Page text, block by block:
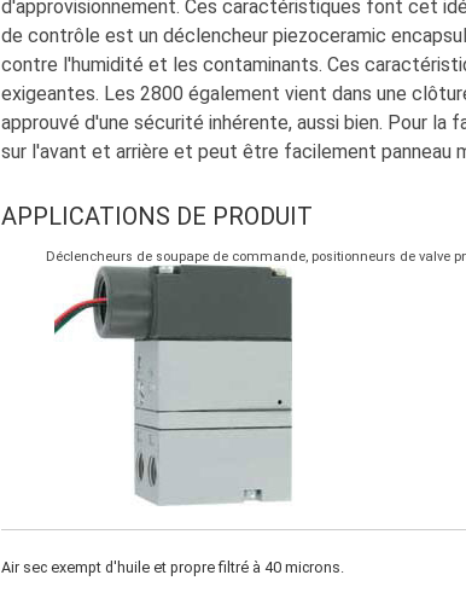
d'approvisionnement. Ces caractéristiques font cet
de contrôle est un déclencheur piezoceramic
contre l'humidité et les contaminants. Ces
exigeantes. Les 2800 également vient dans une
approuvé d'une sécurité inhérente, aussi bien. Pour
sur l'avant et arrière et peut être facilement panneau
APPLICATIONS DE PRODUIT
Déclencheurs de soupape de commande, positionneurs de valve
Air sec exempt d'huile et propre filtré à 40 microns.